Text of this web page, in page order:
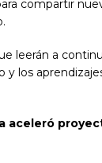
compartir
leerán a
y los
aceleró